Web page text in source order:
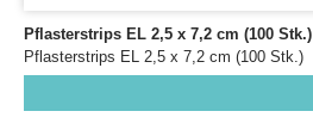
Pflasterstrips EL 2,5 x 7,2 cm (100 Stk.)
Pflasterstrips EL 2,5 x 7,2 cm (100 Stk.)